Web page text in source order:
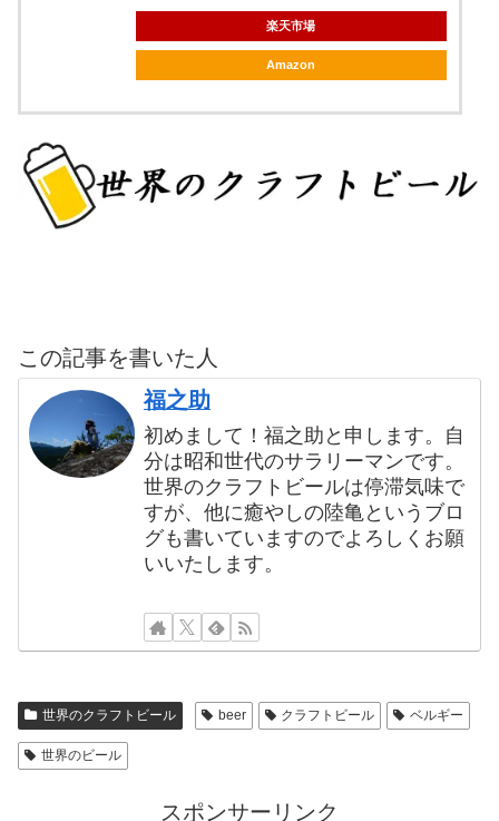
楽天市場
Amazon
この記事を書いた人
福之助
初めまして！福之助と申します。自
分は昭和世代のサラリーマンです。
世界のクラフトビールは停滞気味で
すが、他に癒やしの陸亀というブロ
グも書いていますのでよろしくお願
いいたします。
世界のクラフトビール beer クラフトビール ベルギー
世界のビール
スポンサーリンク